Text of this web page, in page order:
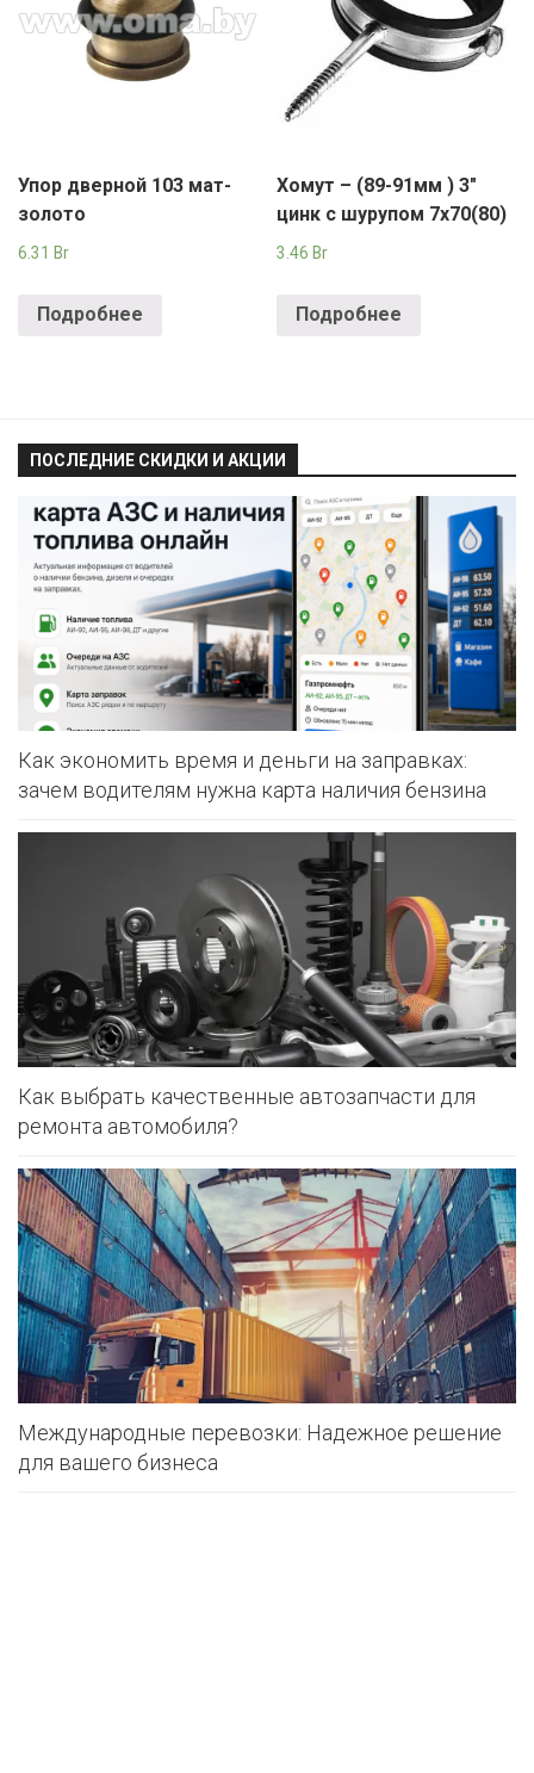
Упор дверной 103 мат-
золото
6.31 Br
Подробнее
Хомут – (89-91мм ) 3″
цинк с шурупом 7х70(80)
3.46 Br
Подробнее
ПОСЛЕДНИЕ СКИДКИ И АКЦИИ
Как экономить время и деньги на заправках:
зачем водителям нужна карта наличия бензина
Как выбрать качественные автозапчасти для
ремонта автомобиля?
Международные перевозки: Надежное решение
для вашего бизнеса